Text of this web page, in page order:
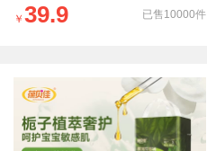
已售10000件
￥ 39.9